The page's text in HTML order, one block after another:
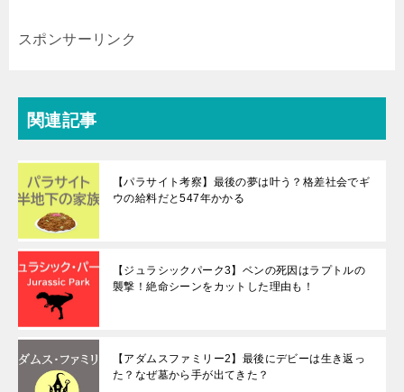
スポンサーリンク
関連記事
【パラサイト考察】最後の夢は叶う？格差社会でギ
ウの給料だと547年かかる
【ジュラシックパーク3】ベンの死因はラプトルの
襲撃！絶命シーンをカットした理由も！
【アダムスファミリー2】最後にデビーは生き返っ
た？なぜ墓から手が出てきた？